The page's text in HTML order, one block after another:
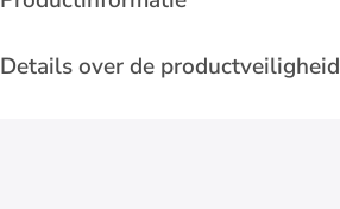
Details over de productveiligheid